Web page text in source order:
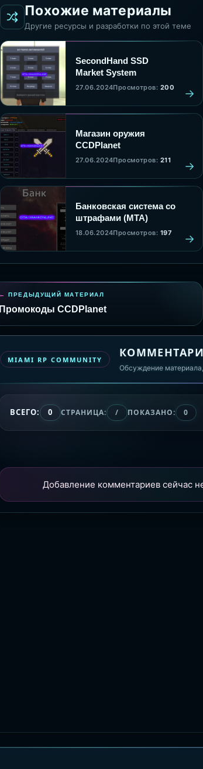
Похожие материалы
Другие ресурсы и разработки по этой теме
SecondHand SSD
Market System
27.06.2024Просмотров: 200
Магазин оружия
CCDPlanet
27.06.2024Просмотров: 211
Банковская система со
штрафами (MTA)
18.06.2024Просмотров: 197
ПРЕДЫДУЩИЙ МАТЕРИАЛ
Промокоды CCDPlanet
MIAMI RP COMMUNITY
Обсуждение
ВСЕГО: 0 СТРАНИЦА: / ПОКАЗАНО: 0
Добавление комментариев сейчас